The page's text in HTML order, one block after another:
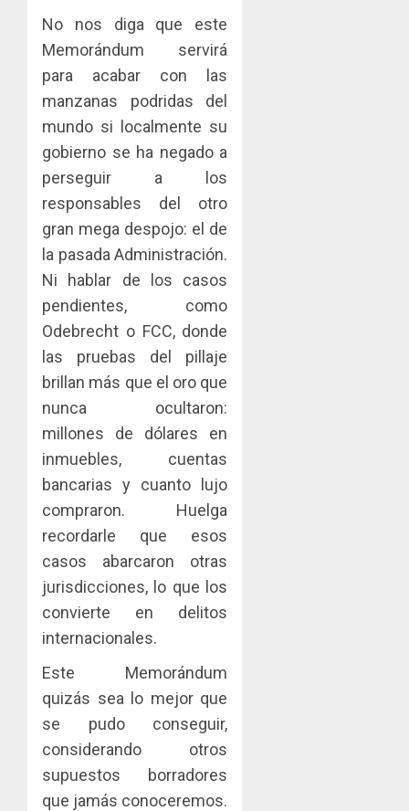
No nos diga que este
Memorándum servirá
para acabar con las
manzanas podridas del
mundo si localmente su
gobierno se ha negado a
perseguir a los
responsables del otro
gran mega despojo: el de
la pasada Administración.
Ni hablar de los casos
pendientes, como
Odebrecht o FCC, donde
las pruebas del pillaje
brillan más que el oro que
nunca ocultaron:
millones de dólares en
inmuebles, cuentas
bancarias y cuanto lujo
compraron. Huelga
recordarle que esos
casos abarcaron otras
jurisdicciones, lo que los
convierte en delitos
internacionales.
Este Memorándum
quizás sea lo mejor que
se pudo conseguir,
considerando otros
supuestos borradores
que jamás conoceremos.